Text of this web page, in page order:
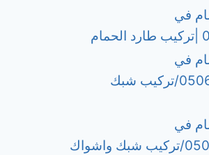
في
في
الشارقة/0506025079/تركيب شبك
في
عجمان/0506025079/تركيب شبك واشواك